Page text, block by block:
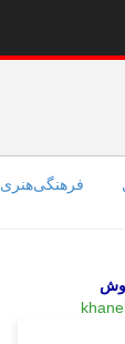
فرهنگی‌هنری